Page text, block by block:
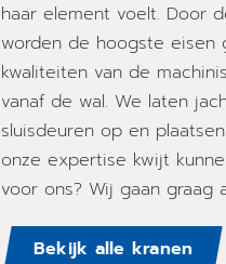
haar element voelt. Door
worden de hoogste eisen
kwaliteiten van de
vanaf de wal. We laten
sluisdeuren op en
onze expertise kwijt
voor ons? Wij gaan graag
Bekijk alle kranen